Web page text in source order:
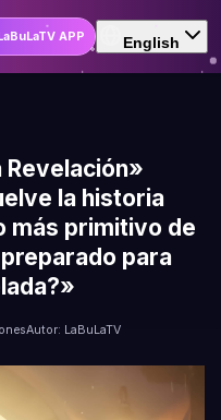
APP English
Revelación»
la historia
más primitivo de
para
Autor: LaBuLaTV